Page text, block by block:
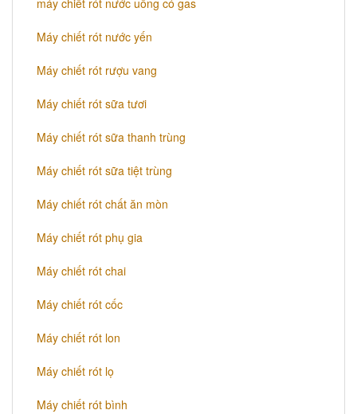
máy chiết rót nước uống có gas
Máy chiết rót nước yến
Máy chiết rót rượu vang
Máy chiết rót sữa tươi
Máy chiết rót sữa thanh trùng
Máy chiết rót sữa tiệt trùng
Máy chiết rót chất ăn mòn
Máy chiết rót phụ gia
Máy chiết rót chai
Máy chiết rót cốc
Máy chiết rót lon
Máy chiết rót lọ
Máy chiết rót bình